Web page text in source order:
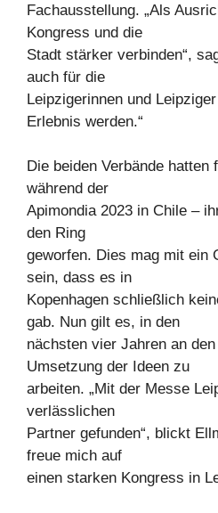
Fachausstellung. „Als
Kongress und die
Stadt stärker verbinden“,
auch für die
Leipzigerinnen und
Erlebnis werden.“
Die beiden Verbände hatten
während der
Apimondia 2023 in Chile –
den Ring
geworfen. Dies mag mit ein
sein, dass es in
Kopenhagen schließlich
gab. Nun gilt es, in den
nächsten vier Jahren an
Umsetzung der Ideen zu
arbeiten. „Mit der Messe
verlässlichen
Partner gefunden“, blickt
freue mich auf
einen starken Kongress in